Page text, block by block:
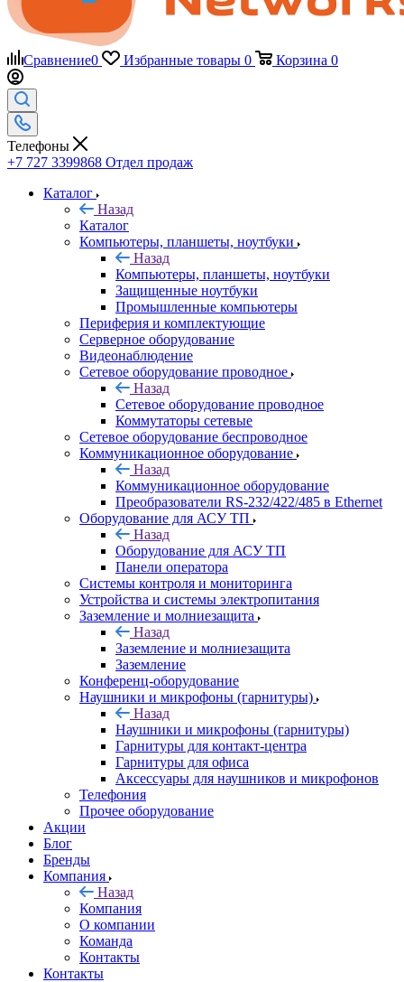
Сравнение0 Избранные товары 0 Корзина 0
Телефоны
+7 727 3399868 Отдел продаж
Каталог
Назад
Каталог
Компьютеры, планшеты, ноутбуки
Назад
Компьютеры, планшеты, ноутбуки
Защищенные ноутбуки
Промышленные компьютеры
Периферия и комплектующие
Серверное оборудование
Видеонаблюдение
Сетевое оборудование проводное
Назад
Сетевое оборудование проводное
Коммутаторы сетевые
Сетевое оборудование беспроводное
Коммуникационное оборудование
Назад
Коммуникационное оборудование
Преобразователи RS-232/422/485 в Ethernet
Оборудование для АСУ ТП
Назад
Оборудование для АСУ ТП
Панели оператора
Системы контроля и мониторинга
Устройства и системы электропитания
Заземление и молниезащита
Назад
Заземление и молниезащита
Заземление
Конференц-оборудование
Наушники и микрофоны (гарнитуры)
Назад
Наушники и микрофоны (гарнитуры)
Гарнитуры для контакт-центра
Гарнитуры для офиса
Аксессуары для наушников и микрофонов
Телефония
Прочее оборудование
Акции
Блог
Бренды
Компания
Назад
Компания
О компании
Команда
Контакты
Контакты